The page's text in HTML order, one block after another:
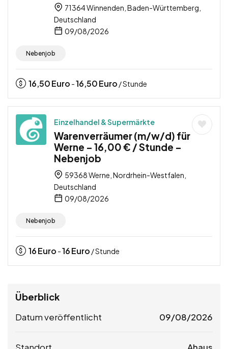
71364 Winnenden, Baden-Württemberg,
Deutschland
09/08/2026
Nebenjob
16,50Euro -16,50Euro / Stunde
Einzelhandel & Supermärkte
Warenverräumer (m/w/d) für
Werne – 16,00 € / Stunde –
Nebenjob
59368 Werne, Nordrhein-Westfalen,
Deutschland
09/08/2026
Nebenjob
16Euro -16Euro / Stunde
Überblick
Datum veröffentlicht 09/08/2026